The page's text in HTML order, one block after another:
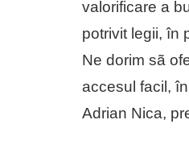
valorificare a
potrivit legii, în
Ne dorim sã
accesul facil,
Adrian Nica,